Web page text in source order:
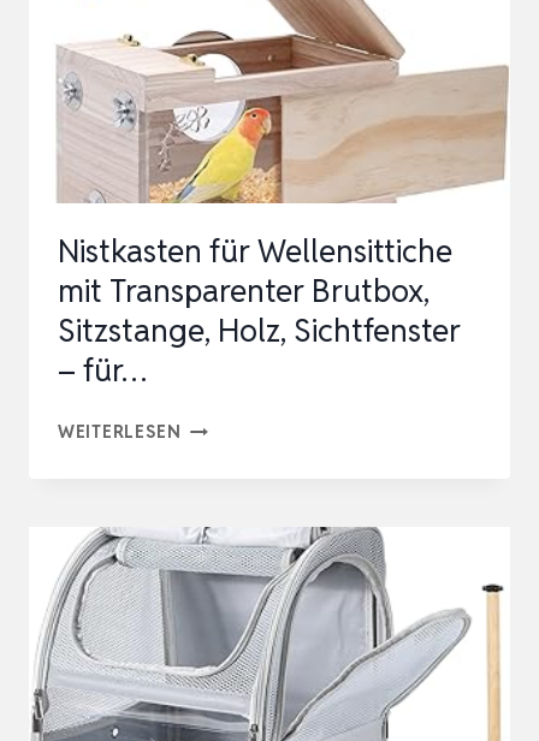
TRÄGER
VOGEL
TRANSPORTTASCHE,
WASSERDICHTE
PAP…
Nistkasten für Wellensittiche
mit Transparenter Brutbox,
Sitzstange, Holz, Sichtfenster
– für…
WEITERLESEN NISTKASTEN
MIT
TRANSPARENTER
BRUTBOX,
SITZSTANGE,
HOLZ,
SICHTFENSTER